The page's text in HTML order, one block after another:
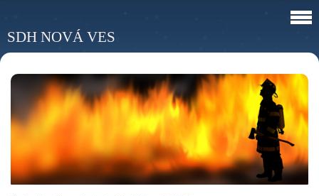
SDH NOVÁ VES